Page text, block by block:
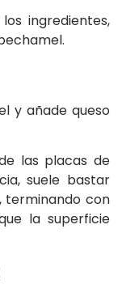
ingredientes,
y añade queso
las placas de
suele bastar
, terminando con
la superficie